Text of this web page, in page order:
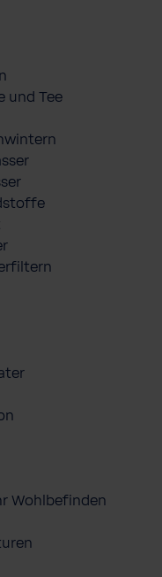
und Tee
Wohlbefinden